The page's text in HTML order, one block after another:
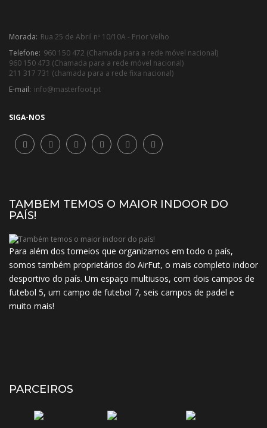
Morada: Rua 25 de Abril nº 10/10A - Prior Velho
Telefone: 960 150 472 (Chamada para a rede móvel nacional)
960 150 473 (Chamada para a rede móvel nacional)
211 317 731 (chamada para a rede fixa nacional)
E-mail: info@masterfoot.pt
SIGA-NOS
TAMBÉM TEMOS O MAIOR INDOOR DO
PAÍS!
Para além dos torneios que organizamos em todo o país,
somos também proprietários do AirFut, o mais completo indoor
desportivo do país. Um espaço multiusos, com dois campos de
futebol 5, um campo de futebol 7, seis campos de padel e
muito mais!
PARCEIROS